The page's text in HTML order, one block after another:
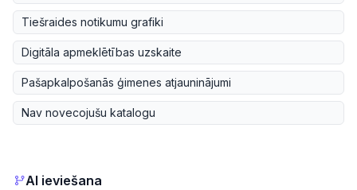
Tiešraides notikumu grafiki
Digitāla apmeklētības uzskaite
Pašapkalpošanās ģimenes atjauninājumi
Nav novecojušu katalogu
AI ieviešana